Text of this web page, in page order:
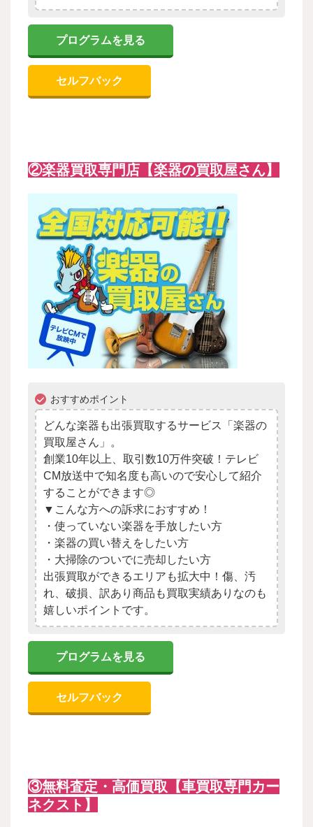
プログラムを見る
セルフバック
②楽器買取専門店【楽器の買取屋さん】
おすすめポイント
どんな楽器も出張買取するサービス「楽器の
買取屋さん」。
創業10年以上、取引数10万件突破！テレビ
CM放送中で知名度も高いので安心して紹介
することができます◎
▼こんな方への訴求におすすめ！
・使っていない楽器を手放したい方
・楽器の買い替えをしたい方
・大掃除のついでに売却したい方
出張買取ができるエリアも拡大中！傷、汚
れ、破損、訳あり商品も買取実績ありなのも
嬉しいポイントです。
プログラムを見る
セルフバック
③無料査定・高価買取【車買取専門カー
ネクスト】